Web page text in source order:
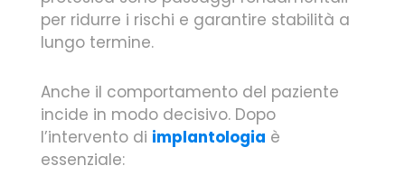
per ridurre i rischi e garantire stabilità a
lungo termine.
Anche il comportamento del paziente
incide in modo decisivo. Dopo
l’intervento di implantologia è
essenziale: